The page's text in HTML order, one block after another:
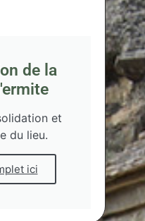
de la
et
du lieu.
ici